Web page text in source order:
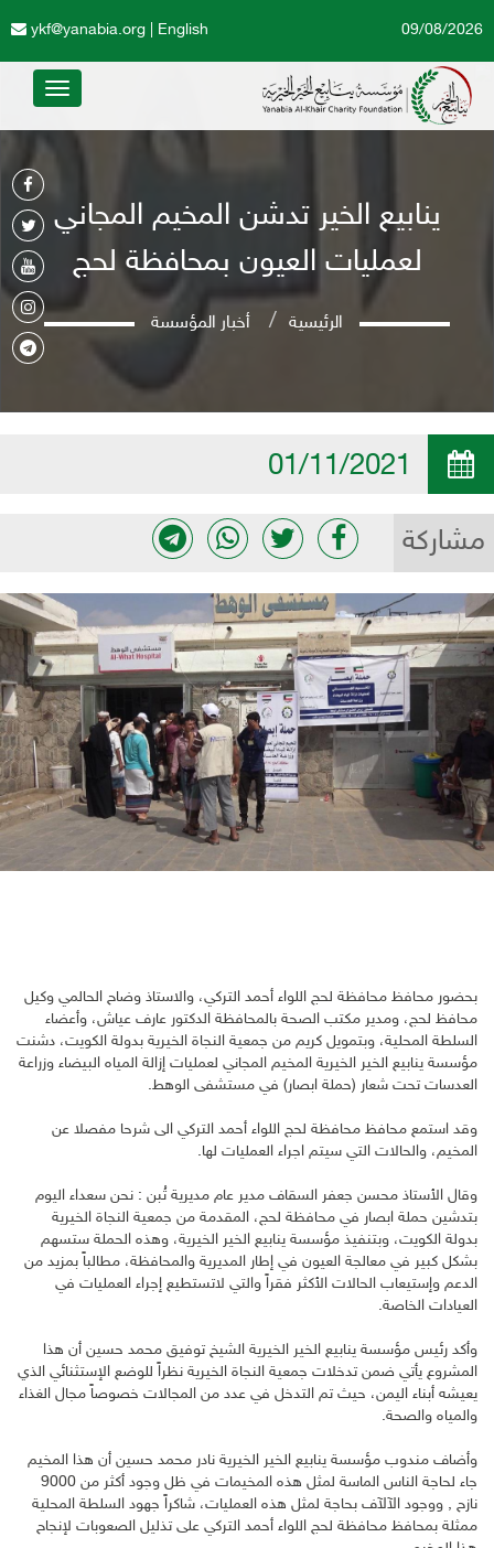
English
ykf@yanabia.org 09/08/2026
Toggle
ينابيع الخير تدشن المخيم المجاني
لعمليات العيون بمحافظة لحج
الرئيسية أخبار المؤسسة
مشاركة
بحضور محافظ محافظة لحج اللواء أحمد التركي، والاستاذ وضاح الحالمي وكيل
محافظ لحج، ومدير مكتب الصحة بالمحافظة الدكتور عارف عياش، وأعضاء
السلطة المحلية، وبتمويل كريم من جمعية النجاة الخيرية بدولة الكويت، دشنت
مؤسسة ينابيع الخير الخيرية المخيم المجاني لعمليات إزالة المياه البيضاء وزراعة
العدسات تحت شعار (حملة ابصار) في مستشفى الوهط.
وقد استمع محافظ محافظة لحج اللواء أحمد التركي الى شرحا مفصلا عن
المخيم، والحالات التي سيتم اجراء العمليات لها.
وقال الأستاذ محسن جعفر السقاف مدير عام مديرية تُبن : نحن سعداء اليوم
بتدشين حملة ابصار في محافظة لحج، المقدمة من جمعية النجاة الخيرية
بدولة الكويت، وبتنفيذ مؤسسة ينابيع الخير الخيرية، وهذه الحملة ستسهم
بشكل كبير في معالجة العيون في إطار المديرية والمحافظة، مطالباً بمزيد من
الدعم وإستيعاب الحالات الأكثر فقراً والتي لاتستطيع إجراء العمليات في
العيادات الخاصة.
وأكد رئيس مؤسسة ينابيع الخير الخيرية الشيخ توفيق محمد حسين أن هذا
المشروع يأتي ضمن تدخلات جمعية النجاة الخيرية نظراً للوضع الإستثنائي الذي
يعيشه أبناء اليمن، حيث تم التدخل في عدد من المجالات خصوصاً مجال الغذاء
والمياه والصحة.
وأضاف مندوب مؤسسة ينابيع الخير الخيرية نادر محمد حسين أن هذا المخيم
جاء لحاجة الناس الماسة لمثل هذه المخيمات في ظل وجود أكثر من 9000
نازح , ووجود الآلآف بحاجة لمثل هذه العمليات، شاكراً جهود السلطة المحلية
ممثلة بمحافظ محافظة لحج اللواء أحمد التركي على تذليل الصعوبات لإنجاح